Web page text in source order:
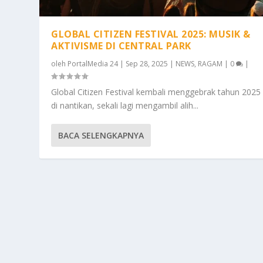
GLOBAL CITIZEN FESTIVAL 2025: MUSIK &
AKTIVISME DI CENTRAL PARK
oleh PortalMedia 24| Sep 28, 2025 | NEWS, RAGAM | 0 |
Global Citizen Festival kembali menggebrak tahun 2025
di nantikan, sekali lagi mengambil alih...
BACA SELENGKAPNYA